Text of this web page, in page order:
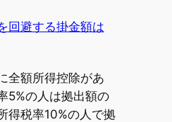
回避する掛金額は
全額所得控除があ
5%の人は拠出額の
得税率10%の人で拠